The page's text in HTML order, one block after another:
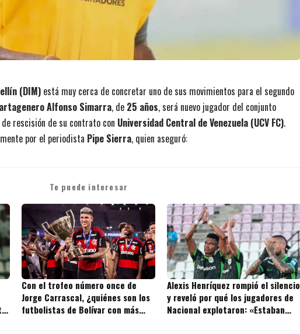
(DIM) está muy cerca de concretar uno de sus movimientos para el segundo
Alfonso Simarra, de 25 años, será nuevo jugador del conjunto
rescisión de su contrato con Universidad Central de Venezuela (UCV FC).
por el periodista Pipe Sierra, quien aseguró:
Te puede interesar
Con el trofeo número once de
Jorge Carrascal, ¿quiénes son los
futbolistas de Bolívar con más
Alexis Henríquez rompió el silencio
y reveló por qué los jugadores de
Nacional explotaron: «Estaban